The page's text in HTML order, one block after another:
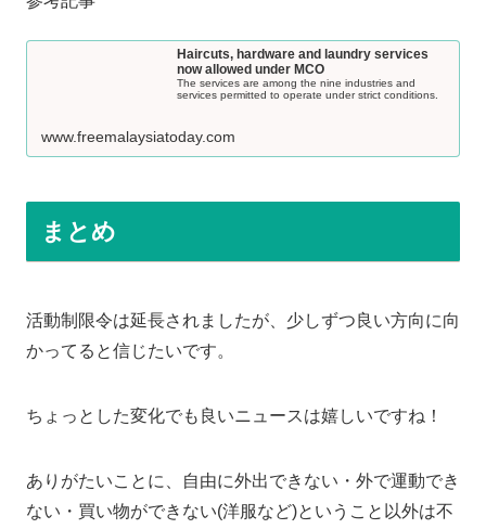
Haircuts, hardware and laundry services
now allowed under MCO
The services are among the nine industries and
services permitted to operate under strict conditions.
www.freemalaysiatoday.com
まとめ
活動制限令は延長されましたが、少しずつ良い方向に向
かってると信じたいです。
ちょっとした変化でも良いニュースは嬉しいですね！
ありがたいことに、自由に外出できない・外で運動でき
ない・買い物ができない(洋服など)ということ以外は不